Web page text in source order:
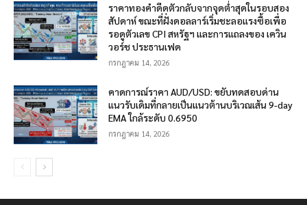
ราคาทองคำดีดตัวกลับจากจุดต่ำสุดในรอบสอง
สัปดาห์ ขณะที่ฝั่งดอลลาร์เริ่มชะลอแรงซื้อเพื่อ
รอดูตัวเลข CPI สหรัฐฯ และการแถลงของ เควิน
วอร์ช ประธานเฟด
กรกฎาคม 14, 2026
คาดการณ์ราคา AUD/USD: ขยับทดสอบด่าน
แนวรับเดิมที่กลายเป็นแนวต้านบริเวณเส้น 9-day
EMA ใกล้ระดับ 0.6950
กรกฎาคม 14, 2026